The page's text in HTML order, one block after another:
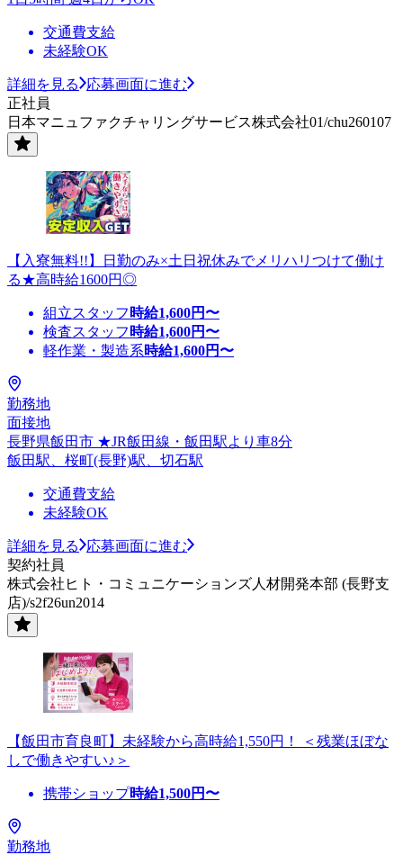
交通費支給
未経験OK
詳細を見る
応募画面に進む
正社員
日本マニュファクチャリングサービス株式会社01/chu260107
【入寮無料!!】日勤のみ×土日祝休みでメリハリつけて働け
る★高時給1600円◎
組立スタッフ 時給1,600円〜
検査スタッフ 時給1,600円〜
軽作業・製造系時給1,600円〜
勤務地
面接地
長野県飯田市 ★JR飯田線・飯田駅より車8分
飯田駅、桜町(長野)駅、切石駅
交通費支給
未経験OK
詳細を見る
応募画面に進む
契約社員
株式会社ヒト・コミュニケーションズ人材開発本部 (長野支
店)/s2f26un2014
【飯田市育良町】未経験から高時給1,550円！ ＜残業ほぼな
しで働きやすい♪＞
携帯ショップ時給1,500円〜
勤務地